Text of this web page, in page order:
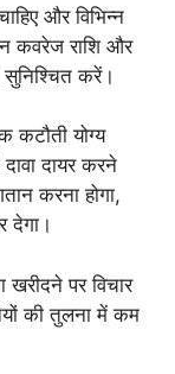
और विभिन्न
कवरेज राशि और
सुनिश्चित करें।
योग्य
दायर करने
करना होगा,
देगा।
पर विचार
की तुलना में कम